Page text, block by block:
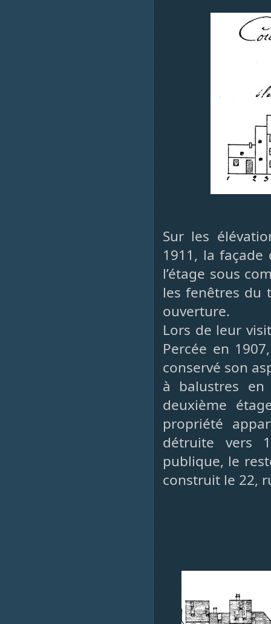
Sur les
1911, la
l’étage sous
les fenêtres du
ouverture.
Lors de leur
Percée en
conservé son
à balustres
deuxième
propriété
détruite vers
publique, le
construit le 22,